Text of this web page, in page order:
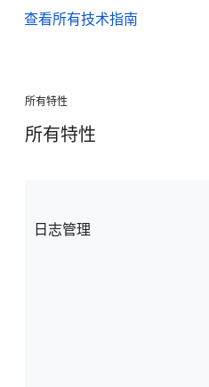
查看所有技术指南
所有特性
所有特性
日志管理